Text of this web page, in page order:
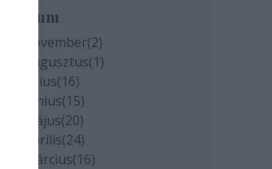
Archívum
2020 november(2)
2020 augusztus(1)
2020 július(16)
2020 június(15)
2020 május(20)
2020 április(24)
2020 március(16)